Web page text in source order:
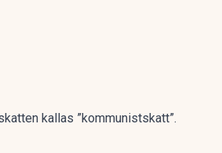
kallas ”kommunistskatt”.